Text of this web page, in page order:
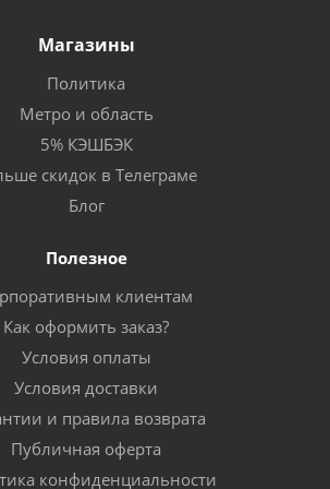
Магазины
Политика
Метро и область
5% КЭШБЭК
скидок в Телеграме
Блог
Полезное
клиентам
Как оформить заказ?
Условия оплаты
Условия доставки
и правила возврата
Публичная оферта
конфиденциальности